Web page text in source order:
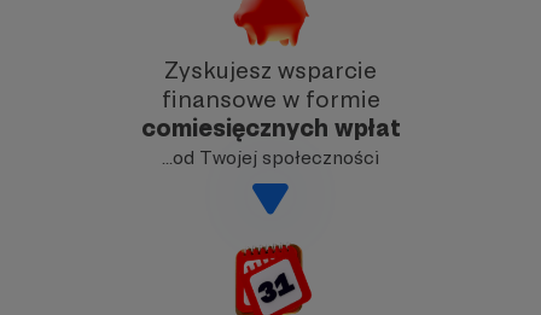
Zyskujesz wsparcie
finansowe w formie
comiesięcznych wpłat
…od Twojej społeczności